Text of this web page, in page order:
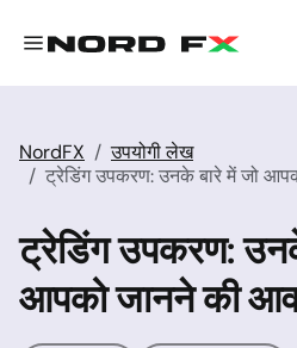
NordFX
उपयोगी लेख
ट्रेडिंग उपकरण: उनके बारे में जो
ट्रेडिंग उपकरण:
आपको जानने की